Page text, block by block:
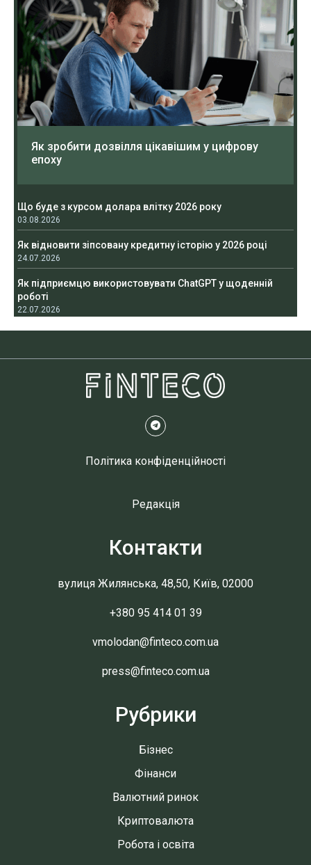
Як зробити дозвілля цікавішим у цифрову
епоху
Що буде з курсом долара влітку 2026 року
03.08.2026
Як відновити зіпсовану кредитну історію у 2026 році
24.07.2026
Як підприємцю використовувати ChatGPT у щоденній
роботі
22.07.2026
Політика конфіденційності
Редакція
Контакти
вулиця Жилянська, 48,50, Київ, 02000
+380 95 414 01 39
vmolodan@finteco.com.ua
press@finteco.com.ua
Рубрики
Бізнес
Фінанси
Валютний ринок
Криптовалюта
Робота і освіта